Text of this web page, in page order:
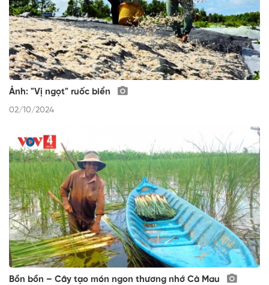
Ảnh: "Vị ngọt" ruốc biển
02/10/2024
Bồn bồn – Cây tạo món ngon thương nhớ Cà Mau